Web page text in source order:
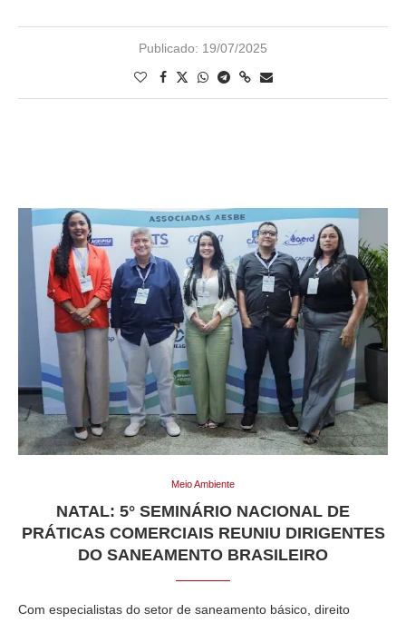
Publicado: 19/07/2025
Meio Ambiente
NATAL: 5° SEMINÁRIO NACIONAL DE
PRÁTICAS COMERCIAIS REUNIU DIRIGENTES
DO SANEAMENTO BRASILEIRO
Com especialistas do setor de saneamento básico, direito